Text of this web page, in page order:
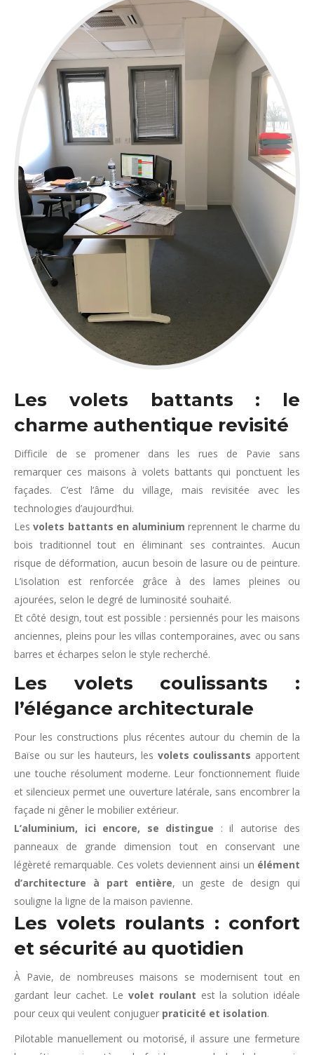
Les volets battants : le
charme authentique revisité
Difficile de se promener dans les rues de Pavie sans
remarquer ces maisons à volets battants qui ponctuent les
façades. C’est l’âme du village, mais revisitée avec les
technologies d’aujourd’hui.
Lesvolets battants en aluminium reprennent le charme du
bois traditionnel tout en éliminant ses contraintes. Aucun
risque de déformation, aucun besoin de lasure ou de peinture.
L’isolation est renforcée grâce à des lames pleines ou
ajourées, selon le degré de luminosité souhaité.
Et côté design, tout est possible : persiennés pour les maisons
anciennes, pleins pour les villas contemporaines, avec ou sans
barres et écharpes selon le style recherché.
Les volets coulissants :
l’élégance architecturale
Pour les constructions plus récentes autour du chemin de la
Baïse ou sur les hauteurs, les volets coulissants apportent
une touche résolument moderne. Leur fonctionnement fluide
et silencieux permet une ouverture latérale, sans encombrer la
façade ni gêner le mobilier extérieur.
L’aluminium, ici encore, se distingue : il autorise des
panneaux de grande dimension tout en conservant une
légèreté remarquable. Ces volets deviennent ainsi un élément
d’architecture à part entière, un geste de design qui
souligne la ligne de la maison pavienne.
Les volets roulants : confort
et sécurité au quotidien
À Pavie, de nombreuses maisons se modernisent tout en
gardant leur cachet. Levolet roulant est la solution idéale
pour ceux qui veulent conjuguer praticité et isolation.
Pilotable manuellement ou motorisé, il assure une fermeture